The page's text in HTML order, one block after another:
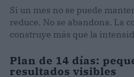
Si un mes no se puede
reduce. No se abandona. La
construye más que la
Plan de 14 días:
resultados visibles